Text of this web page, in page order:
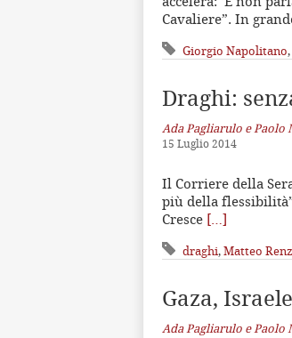
Cavaliere”. In
Giorgio Napolitano,
Draghi:
Ada Pagliarulo e Paolo
15 Luglio 2014
Il Corriere della
più della
Cresce […]
draghi,Matteo
Gaza,
Ada Pagliarulo e Paolo